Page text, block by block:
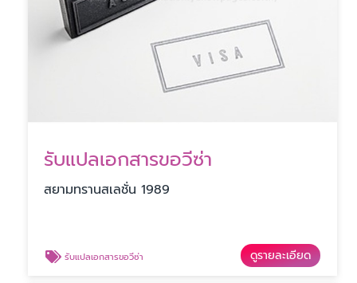
รับแปลเอกสารขอวีซ่า
สยามทรานสเลชั่น 1989
รับแปลเอกสารขอวีซ่า ดูรายละเอียด